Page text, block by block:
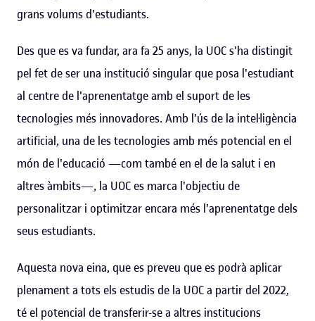
grans volums d'estudiants.
Des que es va fundar, ara fa 25 anys, la UOC s'ha distingit
pel fet de ser una institució singular que posa l'estudiant
al centre de l'aprenentatge amb el suport de les
tecnologies més innovadores. Amb l'ús de la intel·ligència
artificial, una de les tecnologies amb més potencial en el
món de l'educació —com també en el de la salut i en
altres àmbits—, la UOC es marca l'objectiu de
personalitzar i optimitzar encara més l'aprenentatge dels
seus estudiants.
Aquesta nova eina, que es preveu que es podrà aplicar
plenament a tots els estudis de la UOC a partir del 2022,
té el potencial de transferir-se a altres institucions